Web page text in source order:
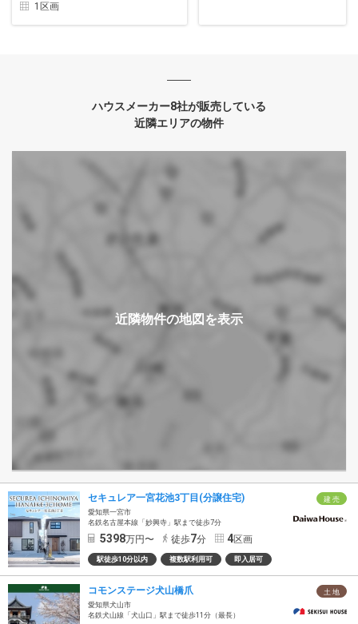
1区画
ハウスメーカー8社が販売している
近隣エリアの物件
建 売
セキュレア一宮花池3丁目(分譲住宅)
愛知県一宮市
名鉄名古屋本線「妙興寺」駅まで徒歩7分
5398万円〜 徒歩7分 4区画
駅徒歩10分以内 複数駅利用可 即入居可
土 地
コモンステージ犬山橋爪
愛知県犬山市
名鉄犬山線「犬山口」駅まで徒歩11分（最長）